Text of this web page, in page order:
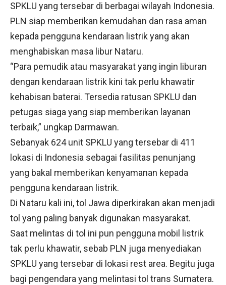
SPKLU yang tersebar di berbagai wilayah Indonesia.
PLN siap memberikan kemudahan dan rasa aman
kepada pengguna kendaraan listrik yang akan
menghabiskan masa libur Nataru.
“Para pemudik atau masyarakat yang ingin liburan
dengan kendaraan listrik kini tak perlu khawatir
kehabisan baterai. Tersedia ratusan SPKLU dan
petugas siaga yang siap memberikan layanan
terbaik,” ungkap Darmawan.
Sebanyak 624 unit SPKLU yang tersebar di 411
lokasi di Indonesia sebagai fasilitas penunjang
yang bakal memberikan kenyamanan kepada
pengguna kendaraan listrik.
Di Nataru kali ini, tol Jawa diperkirakan akan menjadi
tol yang paling banyak digunakan masyarakat.
Saat melintas di tol ini pun pengguna mobil listrik
tak perlu khawatir, sebab PLN juga menyediakan
SPKLU yang tersebar di lokasi rest area. Begitu juga
bagi pengendara yang melintasi tol trans Sumatera.